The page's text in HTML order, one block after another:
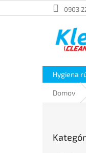
na
0903
Hygiena
Domov
kategórie